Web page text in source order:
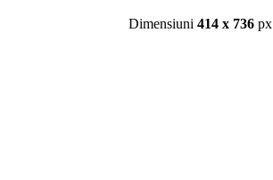
Dimensiuni 414 x 736px